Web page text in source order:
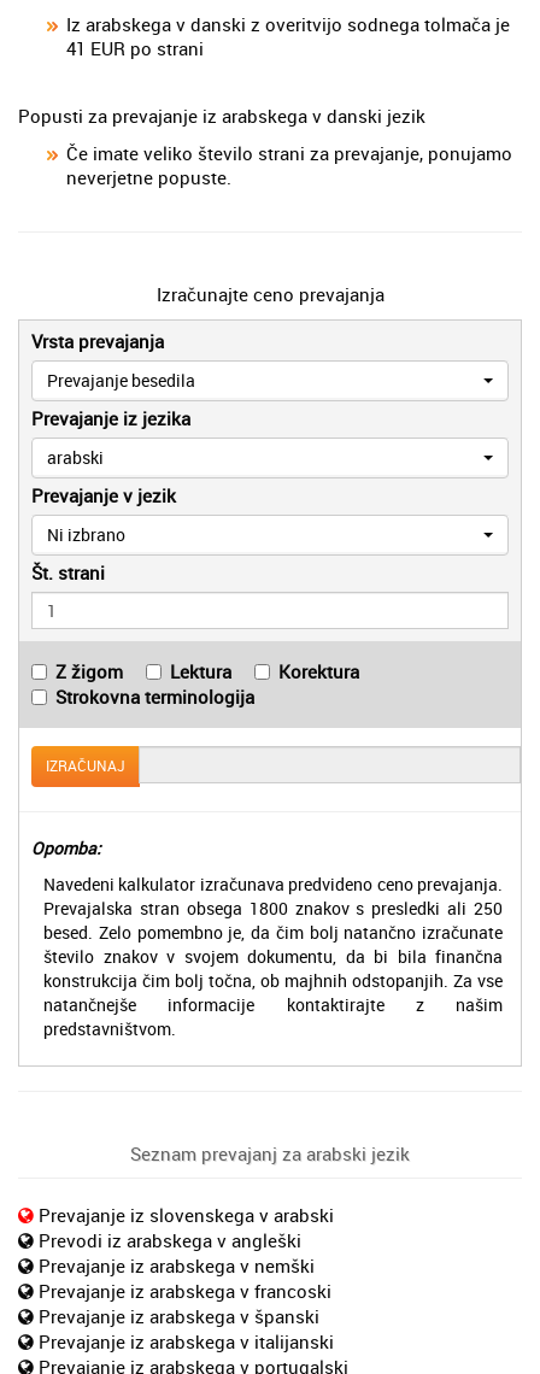
Iz arabskega v danski z overitvijo sodnega tolmača je
41 EUR po strani
Popusti za prevajanje iz arabskega v danski jezik
Če imate veliko število strani za prevajanje, ponujamo
neverjetne popuste.
Izračunajte ceno prevajanja
Vrsta prevajanja
Prevajanje besedila
Prevajanje iz jezika
arabski
Prevajanje v jezik
Ni izbrano
Št. strani
Z žigom Lektura
Korektura
Strokovna terminologija
IZRAČUNAJ
Opomba:
Navedeni kalkulator izračunava predvideno ceno prevajanja.
Prevajalska stran obsega 1800 znakov s presledki ali 250
besed. Zelo pomembno je, da čim bolj natančno izračunate
število znakov v svojem dokumentu, da bi bila finančna
konstrukcija čim bolj točna, ob majhnih odstopanjih. Za vse
natančnejše informacije kontaktirajte z našim
predstavništvom.
Seznam prevajanj za arabski jezik
Prevajanje iz slovenskega v arabski
Prevodi iz arabskega v angleški
Prevajanje iz arabskega v nemški
Prevajanje iz arabskega v francoski
Prevajanje iz arabskega v španski
Prevajanje iz arabskega v italijanski
Prevajanje iz arabskega v portugalski